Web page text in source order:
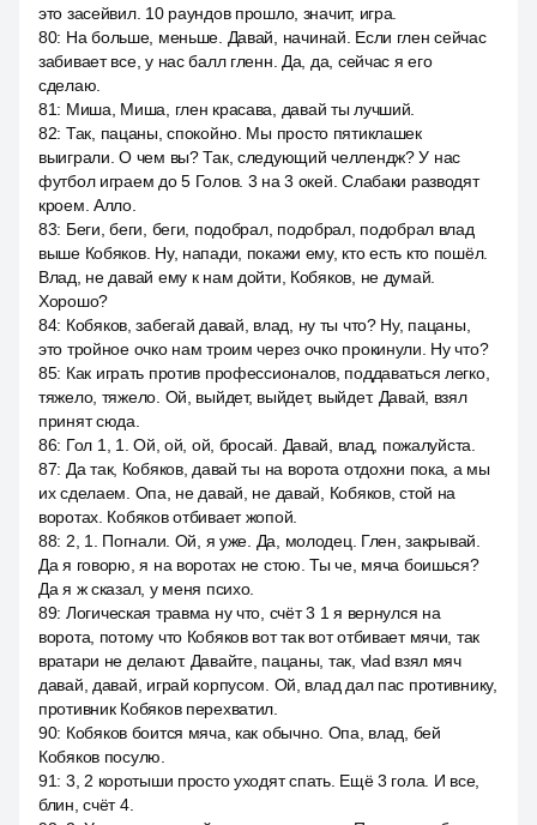
это засейвил. 10 раундов прошло, значит, игра.
80: На больше, меньше. Давай, начинай. Если глен сейчас
забивает все, у нас балл гленн. Да, да, сейчас я его
сделаю.
81: Миша, Миша, глен красава, давай ты лучший.
82: Так, пацаны, спокойно. Мы просто пятиклашек
выиграли. О чем вы? Так, следующий челлендж? У нас
футбол играем до 5 Голов. 3 на 3 окей. Слабаки разводят
кроем. Алло.
83: Беги, беги, беги, подобрал, подобрал, подобрал влад
выше Кобяков. Ну, напади, покажи ему, кто есть кто пошёл.
Влад, не давай ему к нам дойти, Кобяков, не думай.
Хорошо?
84: Кобяков, забегай давай, влад, ну ты что? Ну, пацаны,
это тройное очко нам троим через очко прокинули. Ну что?
85: Как играть против профессионалов, поддаваться легко,
тяжело, тяжело. Ой, выйдет, выйдет, выйдет. Давай, взял
принят сюда.
86: Гол 1, 1. Ой, ой, ой, бросай. Давай, влад, пожалуйста.
87: Да так, Кобяков, давай ты на ворота отдохни пока, а мы
их сделаем. Опа, не давай, не давай, Кобяков, стой на
воротах. Кобяков отбивает жопой.
88: 2, 1. Погнали. Ой, я уже. Да, молодец. Глен, закрывай.
Да я говорю, я на воротах не стою. Ты че, мяча боишься?
Да я ж сказал, у меня психо.
89: Логическая травма ну что, счёт 3 1 я вернулся на
ворота, потому что Кобяков вот так вот отбивает мячи, так
вратари не делают. Давайте, пацаны, так, vlad взял мяч
давай, давай, играй корпусом. Ой, влад дал пас противнику,
противник Кобяков перехватил.
90: Кобяков боится мяча, как обычно. Опа, влад, бей
Кобяков посулю.
91: 3, 2 коротыши просто уходят спать. Ещё 3 гола. И все,
блин, счёт 4.